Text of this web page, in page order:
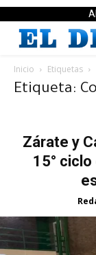
Inicio Etiquetas
Etiqueta:
Zárate y
15°